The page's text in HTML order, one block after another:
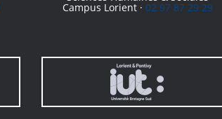
Campus Lorient · 02 97 87 29 29